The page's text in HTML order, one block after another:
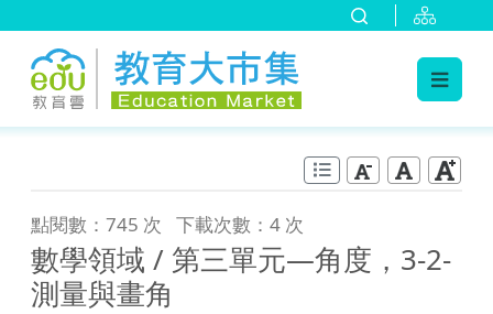
點閱數：745 次 下載次數：4 次
數學領域 / 第三單元―角度，3-2-
測量與畫角